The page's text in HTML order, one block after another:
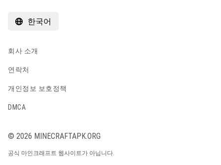
한국어
회사 소개
연락처
개인정보 보호정책
DMCA
© 2026 MINECRAFTAPK.ORG
공식 마인크래프트 웹사이트가 아닙니다.